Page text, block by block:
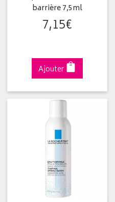
barrière 7,5ml
7,15€
Ajouter